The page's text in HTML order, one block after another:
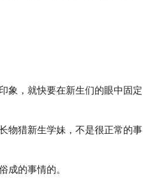
象，就快要在新生们的眼中固定
物猎新生学妹，不是很正常的事
成的事情的。